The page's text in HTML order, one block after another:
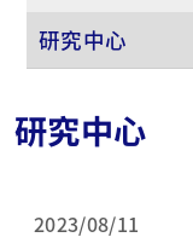
研究中心
研究中心
2023/08/11